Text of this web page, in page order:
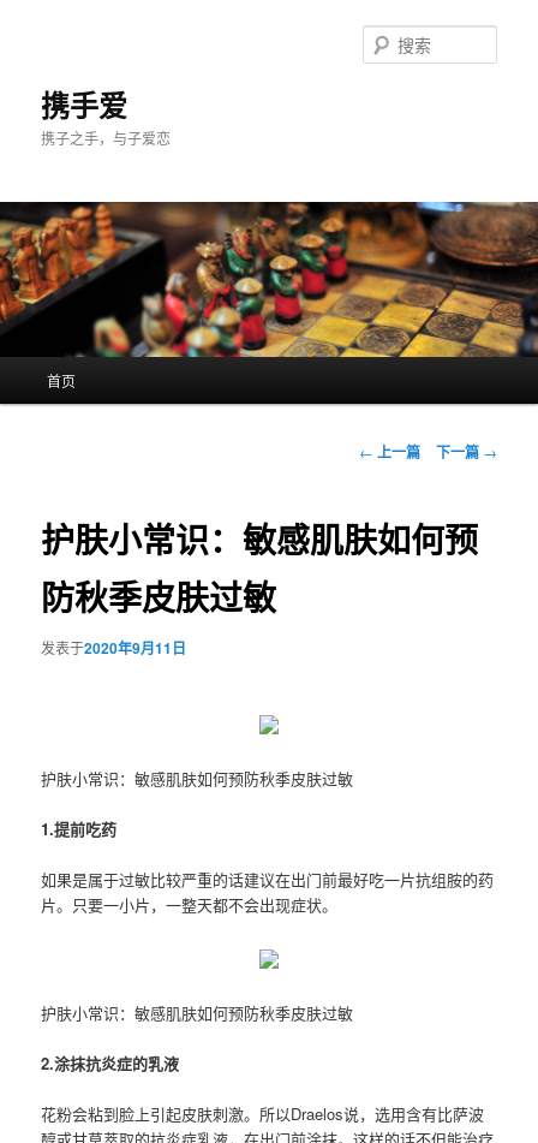
携手爱
携子之手，与子爱恋
索
首页
文
航
← 上一篇 下一篇 →
护肤小常识：敏感肌肤如何预
防秋季皮肤过敏
发表于2020年9月11日
护肤小常识：敏感肌肤如何预防秋季皮肤过敏
1.提前吃药
如果是属于过敏比较严重的话建议在出门前最好吃一片抗组胺的药
片。只要一小片，一整天都不会出现症状。
护肤小常识：敏感肌肤如何预防秋季皮肤过敏
2.涂抹抗炎症的乳液
花粉会粘到脸上引起皮肤刺激。所以Draelos说，选用含有比萨波